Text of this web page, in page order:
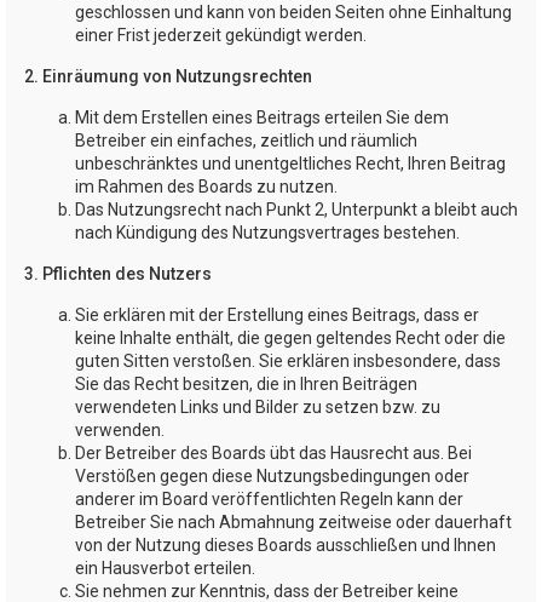
geschlossen und kann von beiden Seiten ohne Einhaltung
einer Frist jederzeit gekündigt werden.
2. Einräumung von Nutzungsrechten
Mit dem Erstellen eines Beitrags erteilen Sie dem
Betreiber ein einfaches, zeitlich und räumlich
unbeschränktes und unentgeltliches Recht, Ihren Beitrag
im Rahmen des Boards zu nutzen.
Das Nutzungsrecht nach Punkt 2, Unterpunkt a bleibt auch
nach Kündigung des Nutzungsvertrages bestehen.
3. Pflichten des Nutzers
Sie erklären mit der Erstellung eines Beitrags, dass er
keine Inhalte enthält, die gegen geltendes Recht oder die
guten Sitten verstoßen. Sie erklären insbesondere, dass
Sie das Recht besitzen, die in Ihren Beiträgen
verwendeten Links und Bilder zu setzen bzw. zu
verwenden.
Der Betreiber des Boards übt das Hausrecht aus. Bei
Verstößen gegen diese Nutzungsbedingungen oder
anderer im Board veröffentlichten Regeln kann der
Betreiber Sie nach Abmahnung zeitweise oder dauerhaft
von der Nutzung dieses Boards ausschließen und Ihnen
ein Hausverbot erteilen.
Sie nehmen zur Kenntnis, dass der Betreiber keine